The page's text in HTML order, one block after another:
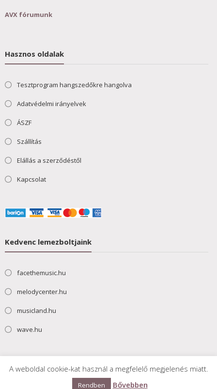
AVX fórumunk
Hasznos oldalak
Tesztprogram hangszedőkre hangolva
Adatvédelmi irányelvek
ÁSZF
Szállítás
Elállás a szerződéstől
Kapcsolat
Kedvenc lemezboltjaink
facethemusic.hu
melodycenter.hu
musicland.hu
wave.hu
A weboldal cookie-kat használ a megfelelő megjelenés miatt.
Rendben Bővebben